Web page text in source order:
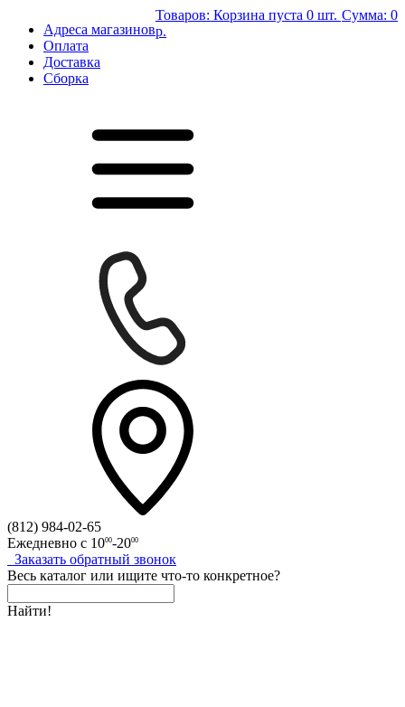
Адреса магазинов
Оплата
Доставка
Сборка
Товаров: Корзина пуста 0 шт. Сумма: 0
р.
(812) 984-02-65
Ежедневно с 1000-2000
Заказать обратный звонок
Весь каталог или ищите что-то конкретное?
Найти!